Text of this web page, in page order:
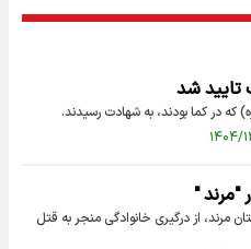
تایید شد
در کما بودند، به شهادت رسیدند.
"مرند "
مرند، از درگیری خانوادگی منجر به قتل